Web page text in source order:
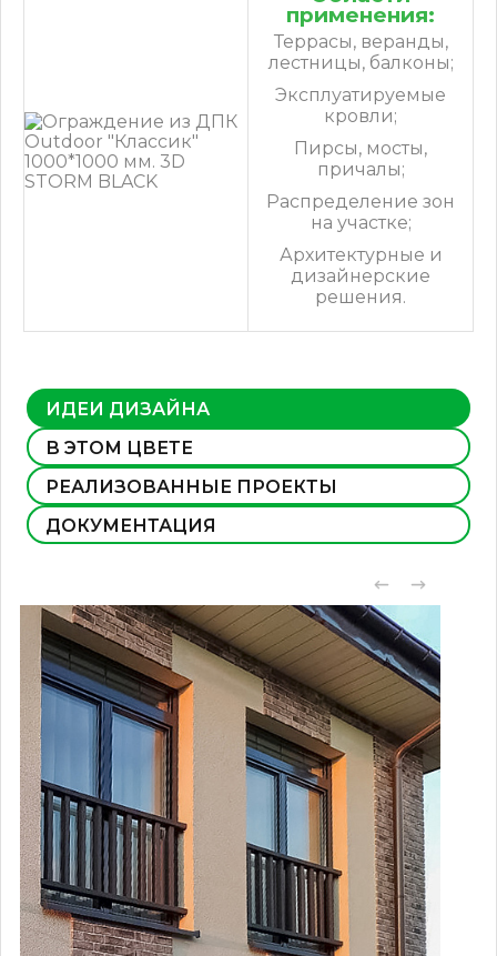
применения:
Террасы, веранды,
лестницы, балконы;
Эксплуатируемые
кровли;
Пирсы, мосты,
причалы;
Распределение зон
на участке;
Архитектурные и
дизайнерские
решения.
ИДЕИ ДИЗАЙНА
В ЭТОМ ЦВЕТЕ
РЕАЛИЗОВАННЫЕ ПРОЕКТЫ
ДОКУМЕНТАЦИЯ